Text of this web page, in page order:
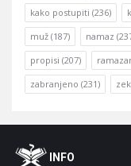
kako postupiti (236)
muž (187) namaz
propisi (207)
zabranjeno (231)
FooterOINFO